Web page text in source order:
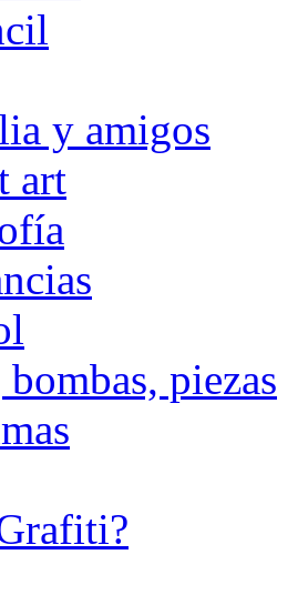
y amigos
art
bombas, piezas